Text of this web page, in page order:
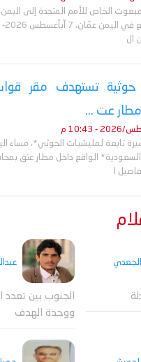
الخاص للأمم المتحدة إلى
ال
حوثية تستهدف مقر
عت ...
تابعة لمليشيات الحوثي*، مساء
الواقع داخل مطار عتق
ا
الجنوب بين تعدد
ووحدة الهدف